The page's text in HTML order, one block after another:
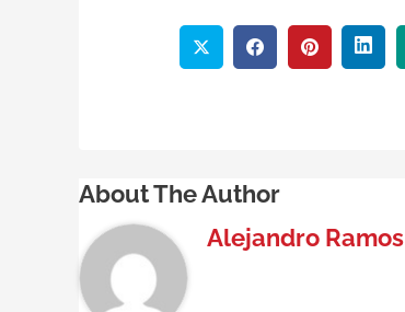
About The Author
Alejandro Ramos